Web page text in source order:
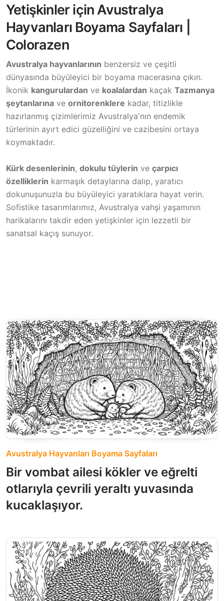
Yetişkinler için Avustralya
Hayvanları Boyama Sayfaları |
Colorazen
Avustralya hayvanlarının benzersiz ve çeşitli
dünyasında büyüleyici bir boyama macerasına çıkın.
İkonik kangurulardan ve koalalardan kaçak Tazmanya
şeytanlarına ve ornitorenklere kadar, titizlikle
hazırlanmış çizimlerimiz Avustralya'nın endemik
türlerinin ayırt edici güzelliğini ve cazibesini ortaya
koymaktadır.
Kürk desenlerinin, dokulu tüylerin ve çarpıcı
özelliklerin karmaşık detaylarına dalıp, yaratıcı
dokunuşunuzla bu büyüleyici yaratıklara hayat verin.
Sofistike tasarımlarımız, Avustralya vahşi yaşamının
harikalarını takdir eden yetişkinler için lezzetli bir
sanatsal kaçış sunuyor.
Avustralya Hayvanları Boyama Sayfaları
Bir vombat ailesi kökler ve eğrelti
otlarıyla çevrili yeraltı yuvasında
kucaklaşıyor.